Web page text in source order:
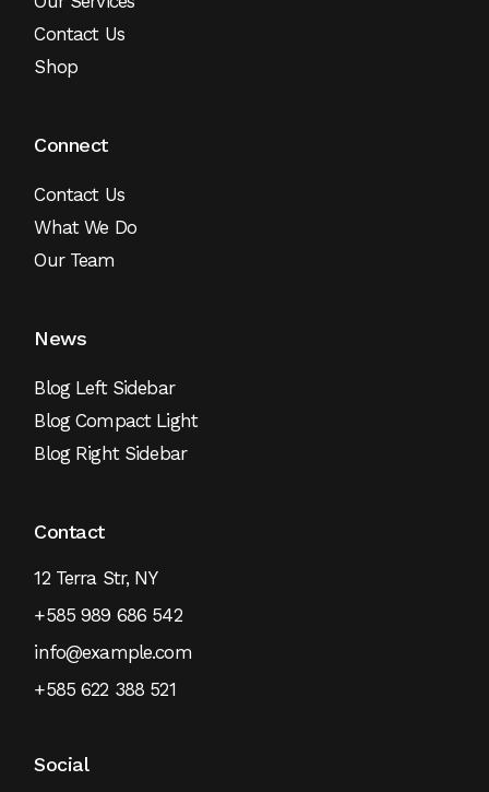
Contact Us
Shop
Connect
Contact Us
What We Do
Our Team
News
Blog Left Sidebar
Blog Compact Light
Blog Right Sidebar
Contact
12 Terra Str, NY
+585 989 686 542
info@example.com
+585 622 388 521
Social